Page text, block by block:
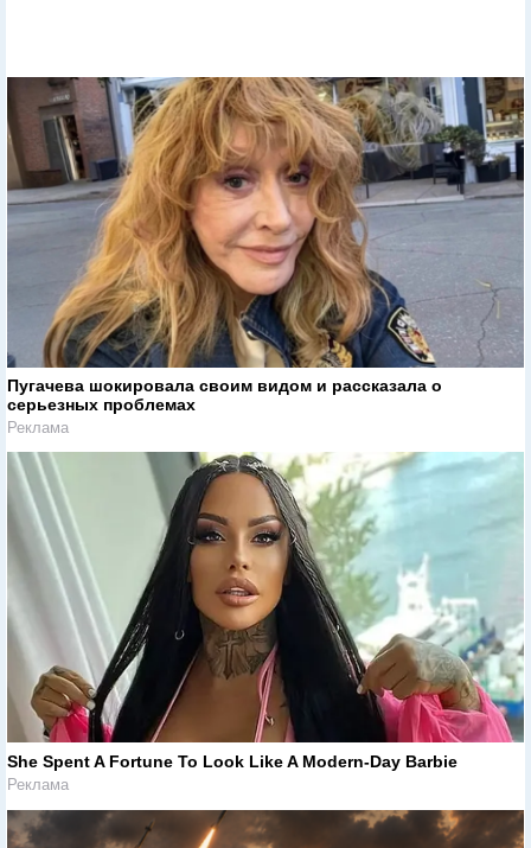
Пугачева шокировала своим видом и рассказала о
серьезных проблемах
Реклама
She Spent A Fortune To Look Like A Modern-Day Barbie
Реклама